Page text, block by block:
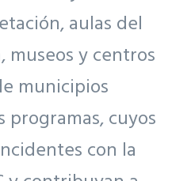
aulas del
museos y centros
municipios
programas, cuyos
con la